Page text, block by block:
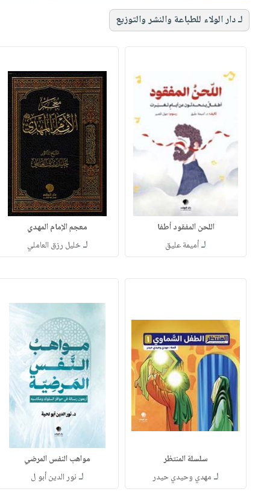
لـ دار الولاء للطباعة والنشر والتوزيع
اللحن المفقود أطفا
لـأميمة عليق
معجم الإمام المهدي
لـخليل رزق العاملي
سلسلة المنتظر
لـ مهدي وحيدي حيدر
مواهب النفس المرضي
لـ نور الدين أبو ل